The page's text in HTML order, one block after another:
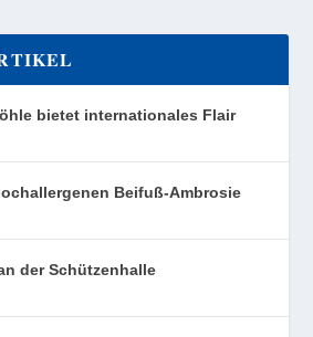
bietet internationales Flair
Beifuß-Ambrosie
der Schützenhalle